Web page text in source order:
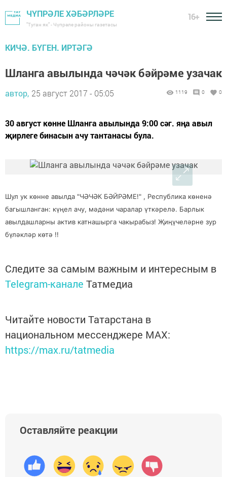
ЧҮПРӘЛЕ ХӘБӘРЛӘРЕ
"Туган як" - Чүпрәле районы газетасы
16+
КИЧӘ. БҮГЕН. ИРТӘГӘ
Шланга авылында чәчәк бәйрәме узачак
автор, 25 август 2017 - 05:05 1119 0 0
30 август көнне Шланга авылында 9:00 сәг. яңа авыл
җирлеге бинасын ачу тантанасы була.
Шул ук көнне авылда "ЧӘЧӘК БӘЙРӘМЕ!" , Республика көненә
багышланган: күңел ачу, мәдәни чаралар үткәрелә. Барлык
авылдашларны актив катнашырга чакырабыз! Җиңүчеләрне зур
бүләкләр көтә !!
Следите за самым важным и интересным в
Telegram-канале Татмедиа
Читайте новости Татарстана в
национальном мессенджере MАХ:
https://max.ru/tatmedia
Оставляйте реакции